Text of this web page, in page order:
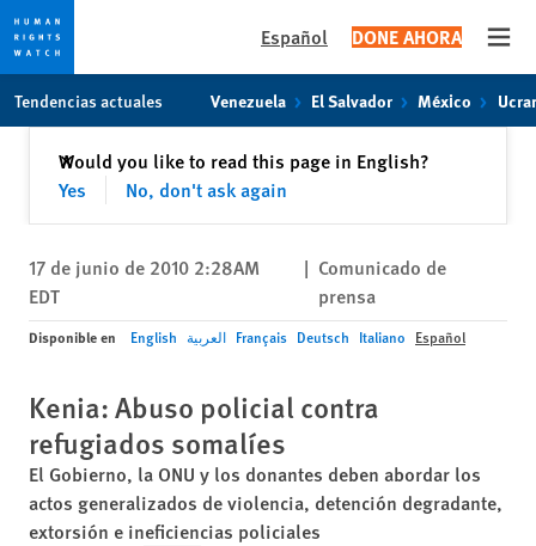
content
Español DONE AHORA
Tendencias actuales Venezuela El Salvador México
Would you like to read this page in English?
Yes
No, don't ask again
✕Cerrar
17 de junio de 2010 2:28AM
EDT
| Comunicado de
prensa
Disponible en English العربية Français Deutsch Italiano Español
Kenia: Abuso policial contra
refugiados somalíes
El Gobierno, la ONU y los donantes deben abordar los
actos generalizados de violencia, detención degradante,
extorsión e ineficiencias policiales